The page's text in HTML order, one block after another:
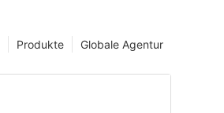
Globale Agentur
Produkte